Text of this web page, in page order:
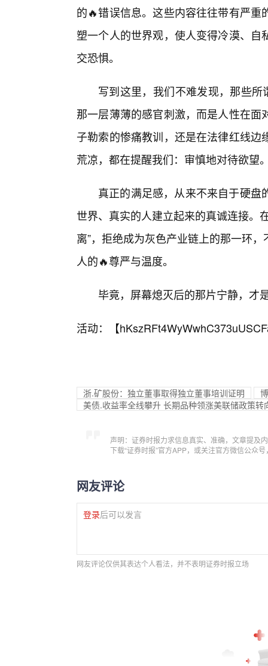
的🔥错误信息。这些内容往往带有严
塑一个人的世界观，使人变得冷漠、
交恐惧。
写到这里，我们不难发现，那些所
那一层薄薄的感官刺激，而是人性在
子勒索的惨痛教训，还是在法律红线
荒凉，都在提醒我们：审慎地对待欲望
真正的满足感，从来不来自于硬
世界、真实的人建立起来的真诚连接。
离”，拒绝成为灰色产业链上的那一环
人的🔥尊严与温度。
毕竟，屏幕熄灭后的那片宁静，才
活动：【
浙.矿股份：独立董事取得独立董事培训证明
美债.收益率全线攀升 长期品种领涨美联储政策转
声明：证券时报力求信息真实、准确，文章提及
下载“证券时报”官方APP，或关注官方微信公众
网友评论
登录后可以发言
网友评论仅供其表达个人看法，并不表明证券时报立场